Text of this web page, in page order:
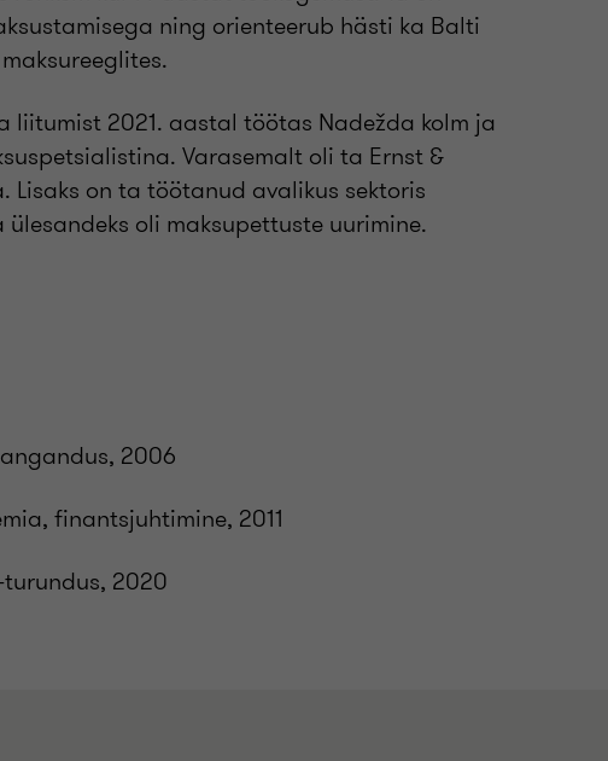
ning orienteerub hästi ka Balti
liitumist 2021. aastal töötas Nadežda kolm ja
Varasemalt oli ta Ernst &
Lisaks on ta töötanud avalikus sektoris
ülesandeks oli maksupettuste uurimine.
2006
finantsjuhtimine, 2011
2020